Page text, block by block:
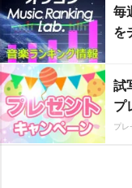
毎
を
試
プ
プレ